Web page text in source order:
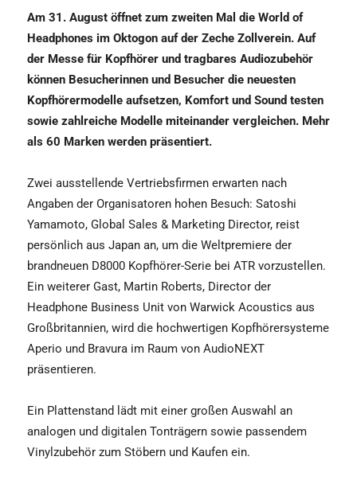
Am 31. August öffnet zum zweiten Mal die World of
Headphones im Oktogon auf der Zeche Zollverein. Auf
der Messe für Kopfhörer und tragbares Audiozubehör
können Besucherinnen und Besucher die neuesten
Kopfhörermodelle aufsetzen, Komfort und Sound testen
sowie zahlreiche Modelle miteinander vergleichen. Mehr
als 60 Marken werden präsentiert.
Zwei ausstellende Vertriebsfirmen erwarten nach
Angaben der Organisatoren hohen Besuch: Satoshi
Yamamoto, Global Sales & Marketing Director, reist
persönlich aus Japan an, um die Weltpremiere der
brandneuen D8000 Kopfhörer-Serie bei ATR vorzustellen.
Ein weiterer Gast, Martin Roberts, Director der
Headphone Business Unit von Warwick Acoustics aus
Großbritannien, wird die hochwertigen Kopfhörersysteme
Aperio und Bravura im Raum von AudioNEXT
präsentieren.
Ein Plattenstand lädt mit einer großen Auswahl an
analogen und digitalen Tonträgern sowie passendem
Vinylzubehör zum Stöbern und Kaufen ein.